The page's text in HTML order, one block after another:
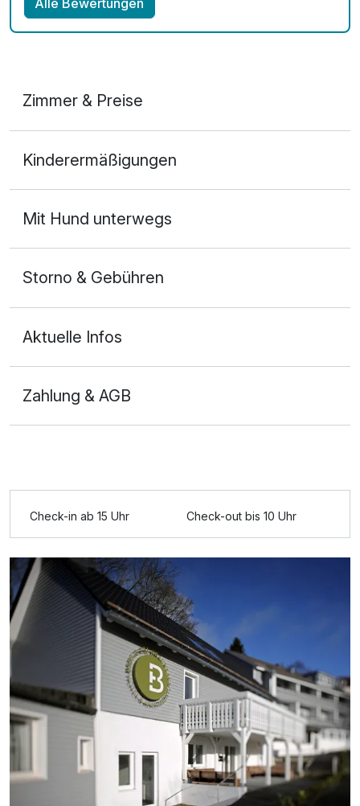
Zimmer & Preise
2 Erwachsene
Für 7 Tage p.P. ab354,00 €
Doppelzimmer Deluxe
2 Erwachsene und 2 Kinder
Kinderermäßigungen
Mit Hund unterwegs
Storno & Gebühren
Aktuelle Infos
Zahlung & AGB
Check-in ab 15 Uhr Check-out bis 10 Uhr